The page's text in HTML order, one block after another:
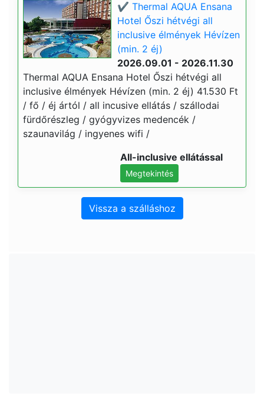
✔️ Thermal AQUA Ensana
Hotel Őszi hétvégi all
inclusive élmények Hévízen
(min. 2 éj)
2026.09.01 - 2026.11.30
Thermal AQUA Ensana Hotel Őszi hétvégi all
inclusive élmények Hévízen (min. 2 éj) 41.530 Ft
/ fő / éj ártól / all incusive ellátás / szállodai
fürdőrészleg / gyógyvizes medencék /
szaunavilág / ingyenes wifi /
All-inclusive ellátással
Megtekintés
Vissza a szálláshoz